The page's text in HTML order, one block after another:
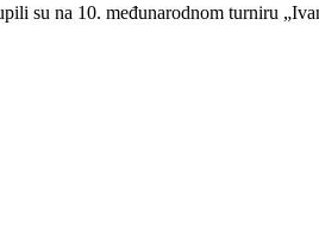
su na 10. međunarodnom turniru